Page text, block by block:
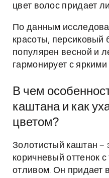
цвет волос придает
По данным
красоты, персиковый
популярен весной и
гармонирует с
В чем
каштана и как
цветом?
Золотистый каштан –
коричневый оттенок
отливом. Он придает